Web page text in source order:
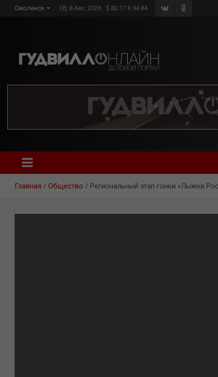
Смоленск Сб, 8 Авг, 2026 $ 82.17 € 94.84
Главная Общество Региональный этап гонки «Лыжня